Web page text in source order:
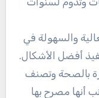
والسهولة في
أفضل الأشكال.
بالصحة وتصنف
أنها مصرح بها